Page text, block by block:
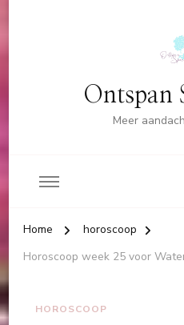
Ontspan
Meer
Home
horoscoop
Horoscoop week 25 voor
HOROSCOOP